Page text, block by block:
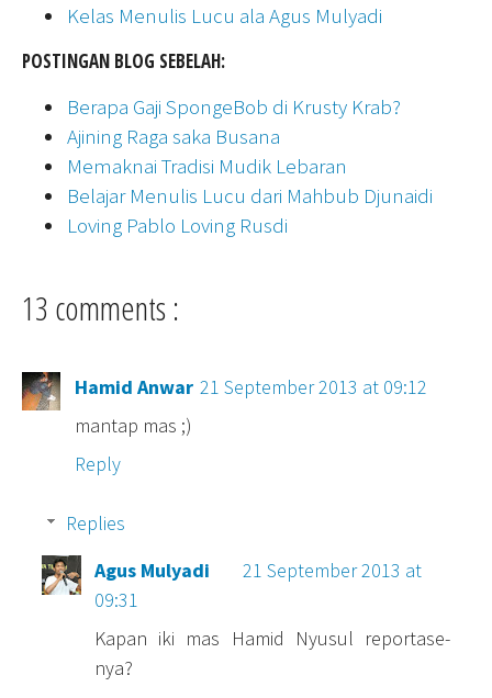
Kelas Menulis Lucu ala Agus Mulyadi
POSTINGAN BLOG SEBELAH:
Berapa Gaji SpongeBob di Krusty Krab?
Ajining Raga saka Busana
Memaknai Tradisi Mudik Lebaran
Belajar Menulis Lucu dari Mahbub Djunaidi
Loving Pablo Loving Rusdi
13 comments :
Hamid Anwar 21 September 2013 at 09:12
mantap mas ;)
Reply
Replies
Agus Mulyadi
21 September 2013 at
09:31
Kapan iki mas Hamid Nyusul reportase-
nya?